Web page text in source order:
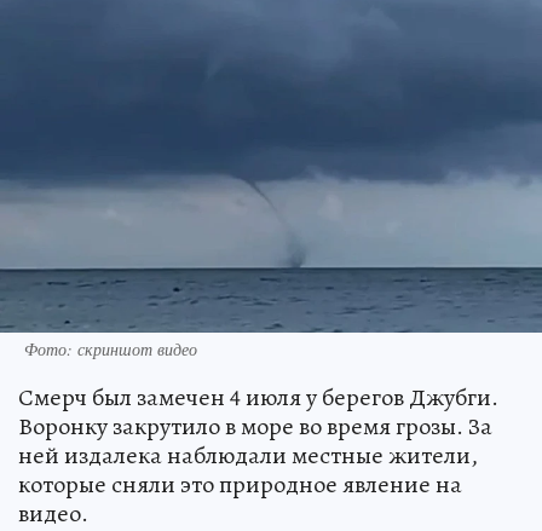
Фото: скриншот видео
Смерч был замечен 4 июля у берегов Джубги.
Воронку закрутило в море во время грозы. За
ней издалека наблюдали местные жители,
которые сняли это природное явление на
видео.